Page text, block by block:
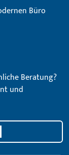
Beratung?
und